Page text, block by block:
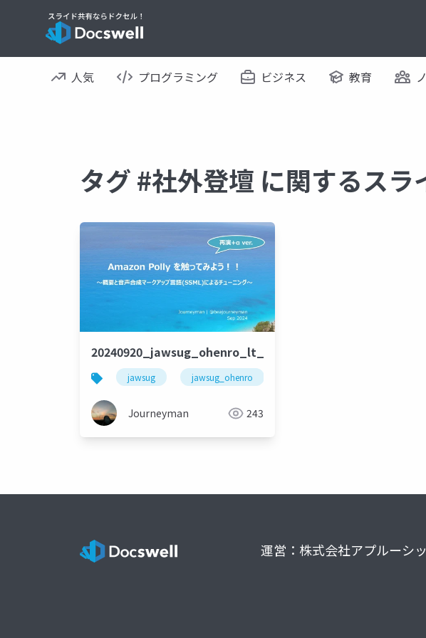
人気 プログラミング ビジネス 教育
タグ #社外登壇 に関するスラ
20240920_jawsug_ohenro_lt_replay+_beajouneyman
jawsug jawsug_ohenro
Journeyman 243
運営：株式会社アプルーシ